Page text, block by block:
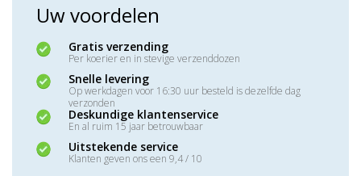
Uw voordelen
Gratis verzending
Per koerier en in stevige verzenddozen
Snelle levering
Op werkdagen voor 16:30 uur besteld is dezelfde dag
verzonden
Deskundige klantenservice
En al ruim 15 jaar betrouwbaar
Uitstekende service
Klanten geven ons een 9,4 / 10